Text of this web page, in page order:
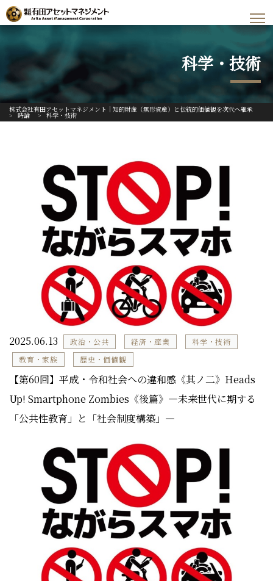
科学・技術
株式会社有田アセットマネジメント｜知的財産（無形資産）と伝統的価値観を次代へ継承
> 時論 > 科学・技術
2025.06.13 政治・公共 経済・産業
科学・技術
教育・家族
歴史・価値観
【第60回】平成・令和社会への違和感《其ノ二》Heads
Up! Smartphone Zombies《後篇》―未来世代に期する
「公共性教育」と「社会制度構築」―